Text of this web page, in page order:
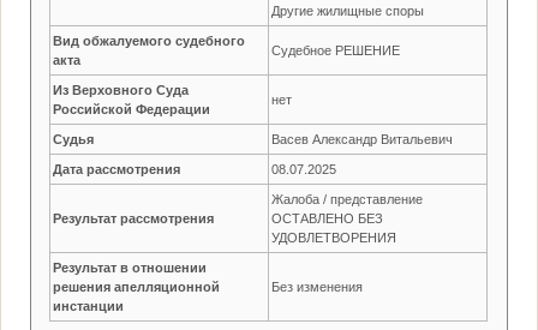
Другие жилищные споры
Вид обжалуемого судебного
акта
Судебное РЕШЕНИЕ
Из Верховного Суда
Российской Федерации
нет
Судья Васев Александр Витальевич
Дата рассмотрения 08.07.2025
Результат рассмотрения
Жалоба / представление
ОСТАВЛЕНО БЕЗ
УДОВЛЕТВОРЕНИЯ
Результат в отношении
решения апелляционной
инстанции
Без изменения